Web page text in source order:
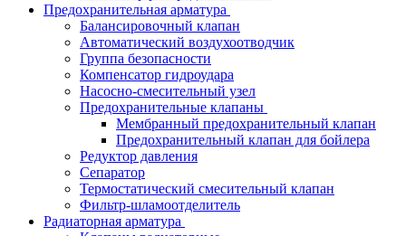
Предохранительная арматура
Балансировочный клапан
Автоматический воздухоотводчик
Группа безопасности
Компенсатор гидроудара
Насосно-смесительный узел
Предохранительные клапаны
Мембранный предохранительный клапан
Предохранительный клапан для бойлера
Редуктор давления
Сепаратор
Термостатический смесительный клапан
Фильтр-шламоотделитель
Радиаторная арматура